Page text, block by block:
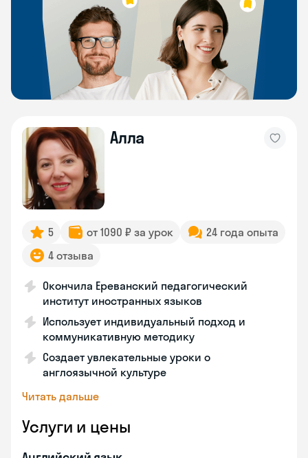
Алла
5 от 1090 ₽ за урок
24 года опыта
4 отзыва
Окончила Ереванский педагогический
институт иностранных языков
Использует индивидуальный подход и
коммуникативную методику
Создает увлекательные уроки о
англоязычной культуре
Читать дальше
Услуги и цены